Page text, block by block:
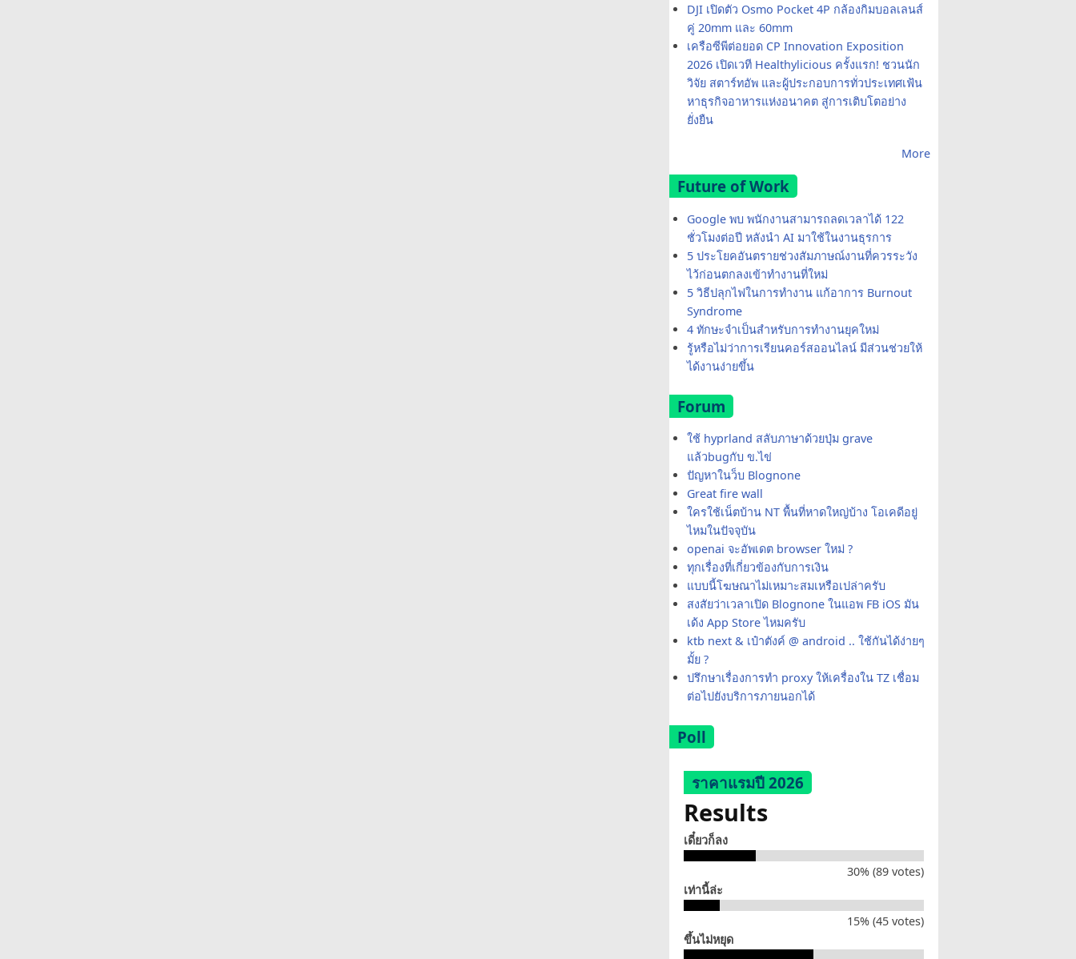
DJI เปิดตัว Osmo Pocket 4P กล้องกิมบอลเลนส์
คู่ 20mm และ 60mm
เครือซีพีต่อยอด CP Innovation Exposition
2026 เปิดเวที Healthylicious ครั้งแรก! ชวนนัก
วิจัย สตาร์ทอัพ และผู้ประกอบการทั่วประเทศเฟ้น
หาธุรกิจอาหารแห่งอนาคต สู่การเติบโตอย่าง
ยั่งยืน
More
Future of Work
Google พบ พนักงานสามารถลดเวลาได้ 122
ชั่วโมงต่อปี หลังนำ AI มาใช้ในงานธุรการ
5 ประโยคอันตรายช่วงสัมภาษณ์งานที่ควรระวัง
ไว้ก่อนตกลงเข้าทำงานที่ใหม่
5 วิธีปลุกไฟในการทำงาน แก้อาการ Burnout
Syndrome
4 ทักษะจำเป็นสำหรับการทำงานยุคใหม่
รู้หรือไม่ว่าการเรียนคอร์สออนไลน์ มีส่วนช่วยให้
ได้งานง่ายขึ้น
Forum
ใช้ hyprland สลับภาษาด้วยปุ่ม grave
แล้วbugกับ ข.ไข่
ปัญหาในว็บ Blognone
Great fire wall
ใครใช้เน็ตบ้าน NT พื้นที่หาดใหญ่บ้าง โอเคดีอยู่
ไหมในปัจจุบัน
openai จะอัพเดต browser ใหม่ ?
ทุกเรื่องที่เกี่ยวข้องกับการเงิน
แบบนี้โฆษณาไม่เหมาะสมเหรือเปล่าครับ
สงสัยว่าเวลาเปิด Blognone ในแอพ FB iOS มัน
เด้ง App Store ไหมครับ
ktb next & เป๋าตังค์ @ android .. ใช้กันได้ง่ายๆ
มั้ย ?
ปรึกษาเรื่องการทำ proxy ให้เครื่องใน TZ เชื่อม
ต่อไปยังบริการภายนอกได้
Poll
ราคาแรมปี 2026
Results
เดี๋ยวก็ลง
30% (89 votes)
เท่านี้ล่ะ
15% (45 votes)
ขึ้นไม่หยุด